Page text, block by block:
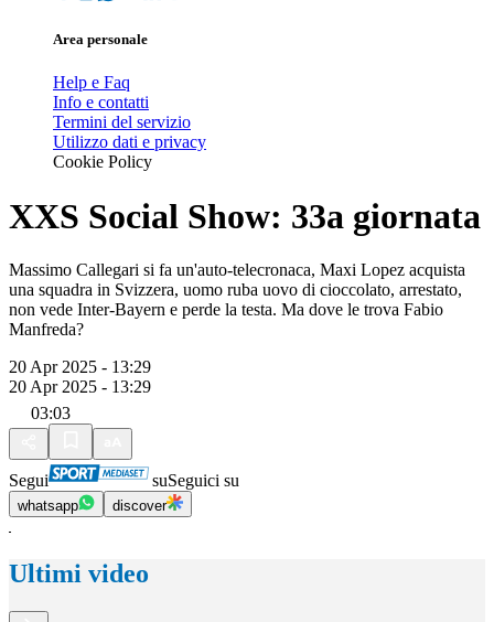
Area personale
Help e Faq
Info e contatti
Termini del servizio
Utilizzo dati e privacy
Cookie Policy
XXS Social Show: 33a giornata
Massimo Callegari si fa un'auto-telecronaca, Maxi Lopez acquista
una squadra in Svizzera, uomo ruba uovo di cioccolato, arrestato,
non vede Inter-Bayern e perde la testa. Ma dove le trova Fabio
Manfreda?
20 Apr 2025 - 13:29
20 Apr 2025 - 13:29
03:03
Segui suSeguici su
whatsapp discover
Ultimi video